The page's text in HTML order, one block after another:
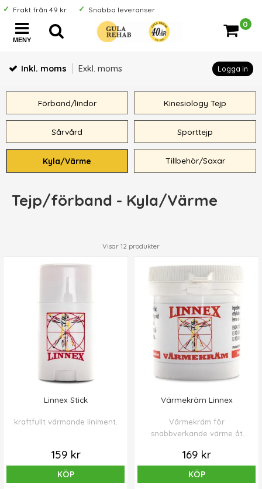
Frakt från 49 kr Snabba leveranser
MENY
0
Inkl. moms Exkl. moms Logga in
Förband/lindor Kinesiology Tejp
Sårvård Sporttejp
Kyla/Värme Tillbehör/Saxar
Tejp/förband - Kyla/Värme
Visar 12 produkter
Linnex Stick
kraftfullt värmande liniment.
159 kr
KÖP
Värmekräm Linnex
Värmekräm för
snabbverkande värme åt
169 kr
KÖP